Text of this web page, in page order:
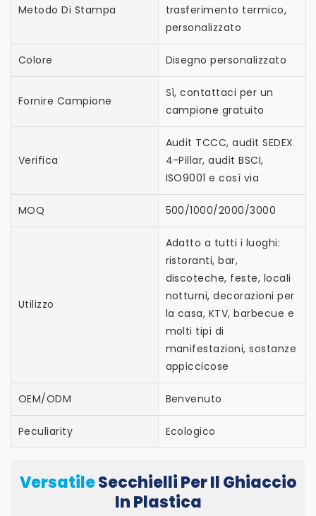
Metodo Di Stampa
trasferimento termico,
personalizzato
Colore Disegno personalizzato
Fornire Campione
Sì, contattaci per un
campione gratuito
Verifica
Audit TCCC, audit SEDEX
4-Pillar, audit BSCI,
ISO9001 e così via
MOQ 500/1000/2000/3000
Utilizzo
Adatto a tutti i luoghi:
ristoranti, bar,
discoteche, feste, locali
notturni, decorazioni per
la casa, KTV, barbecue e
molti tipi di
manifestazioni, sostanze
appiccicose
OEM/ODM Benvenuto
Peculiarity Ecologico
VersatileSecchielli Per Il Ghiaccio
In Plastica